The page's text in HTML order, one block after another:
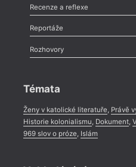
Esej , Pádlo,Úvaha
Recenze a reflexe
Recenze
Méně slov o próze,Celá
Reportáže
Literární zítřky
Celá rubrika
Rozhovory
Témata
Ženy v katolické literatuře Právě
Historie kolonialismu Dokument,
969 slov o próze Islám